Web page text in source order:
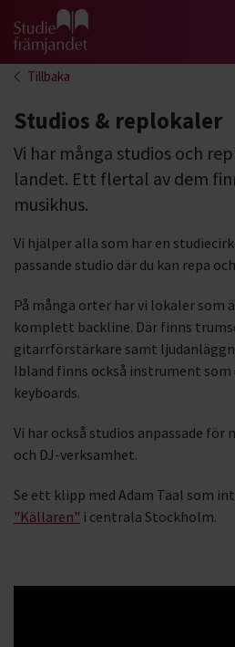
Gå till studiefrämjandets startsida
Tillbaka
Studios & replokaler
Vi har många studios och
landet. Ett flertal av dem
musikhus.
Vi hjälper alla som har en
passande studio där du kan repa
På många orter har vi lokaler som
komplett backline. Där finns
gitarrförstärkare samt
Ibland finns också instrument
keyboards.
Vi har också studios anpassade
och DJ-verksamhet.
Se ett klipp med Adam Taal som
"Källaren" i centrala Stockholm.